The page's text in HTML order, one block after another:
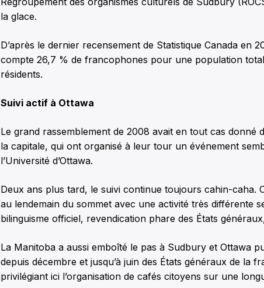
la glace.
D’après le dernier recensement de Statistique Canada en
compte 26,7 % de francophones pour une population
résidents.
Suivi actif à Ottawa
Le grand rassemblement de 2008 avait en tout cas donné
la capitale, qui ont organisé à leur tour un événement
l’Université d’Ottawa.
Deux ans plus tard, le suivi continue toujours cahin-caha.
au lendemain du sommet avec une activité très différente
bilinguisme officiel, revendication phare des États
La Manitoba a aussi emboîté le pas à Sudbury et Ottawa
depuis décembre et jusqu’à juin des États généraux de la
privilégiant ici l’organisation de cafés citoyens sur une